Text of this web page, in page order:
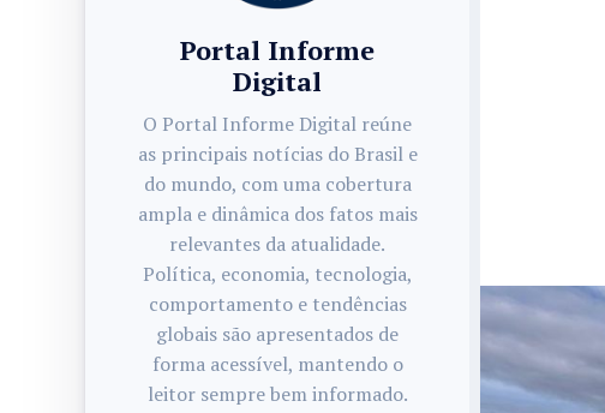
Portal Informe
Digital
O Portal Informe Digital reúne
as principais notícias do Brasil e
do mundo, com uma cobertura
ampla e dinâmica dos fatos mais
relevantes da atualidade.
Política, economia, tecnologia,
comportamento e tendências
globais são apresentados de
forma acessível, mantendo o
leitor sempre bem informado.